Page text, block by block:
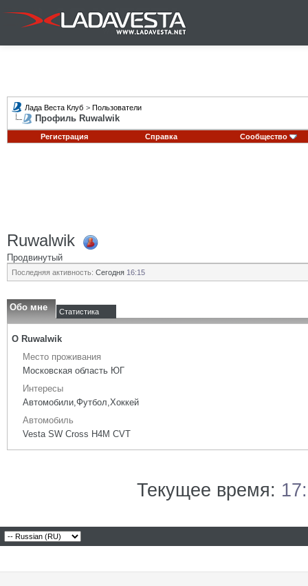
Лада Веста Клуб > Пользователи
Профиль Ruwalwik
Регистрация Справка Сообщество
Ruwalwik
Продвинутый
Последняя активность: Сегодня 16:15
Обо мне Статистика
О Ruwalwik
Место проживания
Московская область ЮГ
Интересы
Автомобили,Футбол,Хоккей
Автомобиль
Vesta SW Cross H4M CVT
Текущее время: